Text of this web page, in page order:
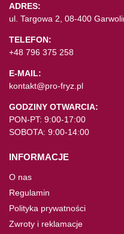
ADRES:
ul. Targowa 2, 08-400
TELEFON:
+48 796 375 258
E-MAIL:
kontakt@pro-fryz.pl
GODZINY OTWARCIA:
PON-PT: 9:00-17:00
SOBOTA: 9:00-14:00
INFORMACJE
O nas
Regulamin
Polityka prywatności
Zwroty i reklamacje